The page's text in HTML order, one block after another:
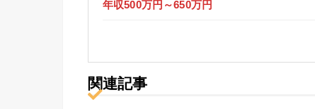
年収500万円～650万円
関連記事